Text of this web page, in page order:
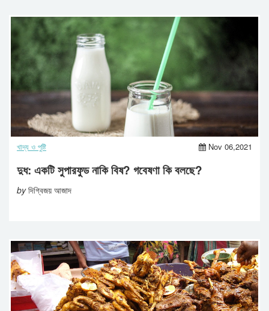
খাদ্য ও পুষ্টি Nov 06,2021
দুধ: একটি সুপারফুড নাকি বিষ? গবেষণা কি বলছে?
byদিগ্বিজয় আজাদ